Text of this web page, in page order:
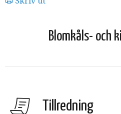
Blomkåls- och
Tillredning